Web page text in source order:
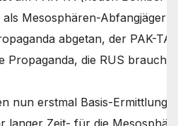
als Mesosphären-Abfangjäger
abgetan, der PAK-
Propaganda, die RUS
nun erstmal Basis-